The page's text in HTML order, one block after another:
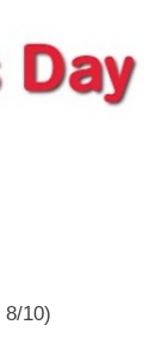
10)